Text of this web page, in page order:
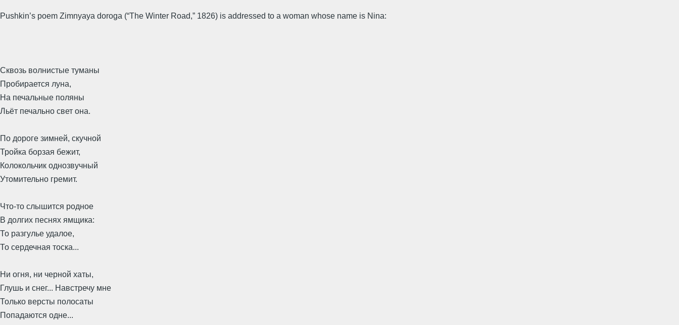
Pushkin’s poem Zimnyaya doroga (“The Winter Road,” 1826) is addressed to a woman whose name is Nina:
Сквозь волнистые туманы
Пробирается луна,
На печальные поляны
Льёт печально свет она.
По дороге зимней, скучной
Тройка борзая бежит,
Колокольчик однозвучный
Утомительно гремит.
Что-то слышится родное
В долгих песнях ямщика:
То разгулье удалое,
То сердечная тоска...
Ни огня, ни черной хаты,
Глушь и снег... Навстречу мне
Только версты полосаты
Попадаются одне...